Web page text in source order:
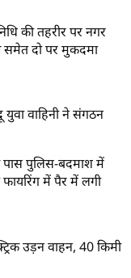
की तहरीर पर नगर
समेत दो पर मुकदमा
वाहिनी ने संगठन
पुलिस-बदमाश में
में पैर में लगी
उड़न वाहन, 40 किमी